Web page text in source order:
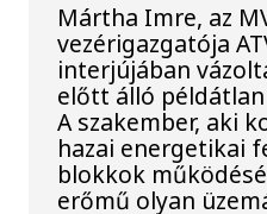
Mártha Imre, az
vezérigazgatója
interjújában
előtt álló
A szakember, aki
hazai energetikai
blokkok
erőmű olyan